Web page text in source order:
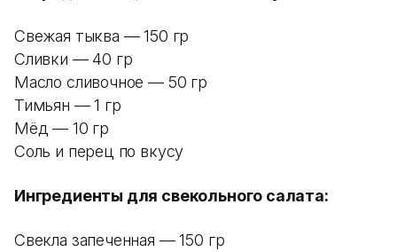
Свежая тыква — 150 гр
Сливки — 40 гр
Масло сливочное — 50 гр
Тимьян — 1 гр
Мёд — 10 гр
Соль и перец по вкусу
Ингредиенты для свекольного салата:
Свекла запеченная — 150 гр